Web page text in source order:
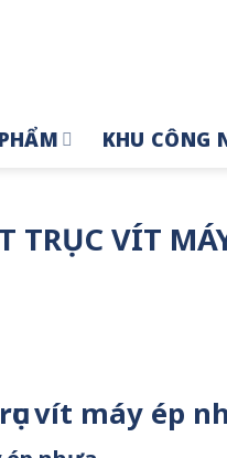
KHU CÔNG
TRỤC VÍT
vít máy ép